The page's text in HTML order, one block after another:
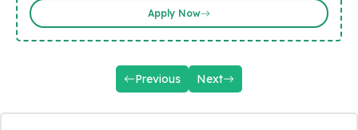
Apply Now
Previous Next